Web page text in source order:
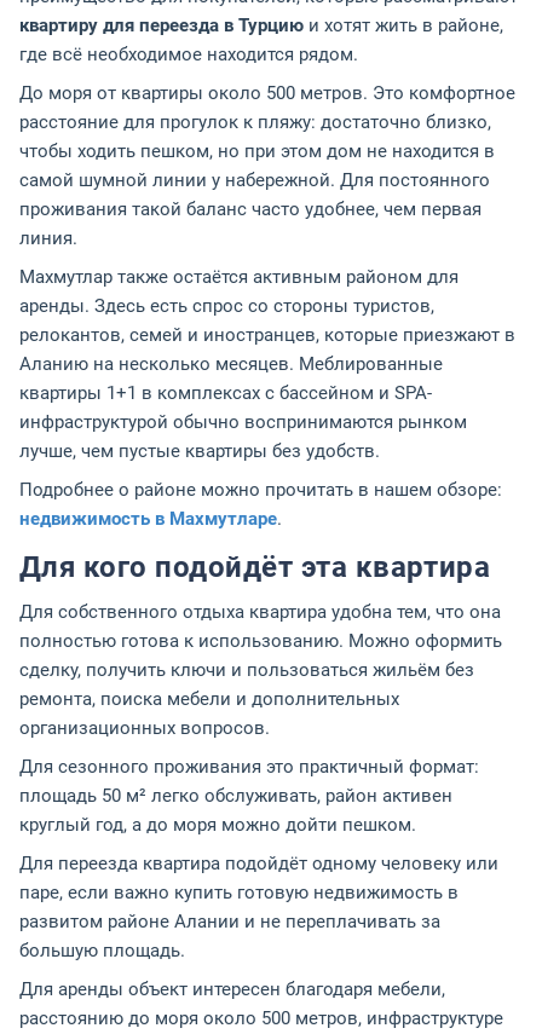
квартиру для переезда в Турцию и хотят жить в районе,
где всё необходимое находится рядом.
До моря от квартиры около 500 метров. Это комфортное
расстояние для прогулок к пляжу: достаточно близко,
чтобы ходить пешком, но при этом дом не находится в
самой шумной линии у набережной. Для постоянного
проживания такой баланс часто удобнее, чем первая
линия.
Махмутлар также остаётся активным районом для
аренды. Здесь есть спрос со стороны туристов,
релокантов, семей и иностранцев, которые приезжают в
Аланию на несколько месяцев. Меблированные
квартиры 1+1 в комплексах с бассейном и SPA-
инфраструктурой обычно воспринимаются рынком
лучше, чем пустые квартиры без удобств.
Подробнее о районе можно прочитать в нашем обзоре:
недвижимость в Махмутларе.
Для кого подойдёт эта квартира
Для собственного отдыха квартира удобна тем, что она
полностью готова к использованию. Можно оформить
сделку, получить ключи и пользоваться жильём без
ремонта, поиска мебели и дополнительных
организационных вопросов.
Для сезонного проживания это практичный формат:
площадь 50 м² легко обслуживать, район активен
круглый год, а до моря можно дойти пешком.
Для переезда квартира подойдёт одному человеку или
паре, если важно купить готовую недвижимость в
развитом районе Алании и не переплачивать за
большую площадь.
Для аренды объект интересен благодаря мебели,
расстоянию до моря около 500 метров, инфраструктуре